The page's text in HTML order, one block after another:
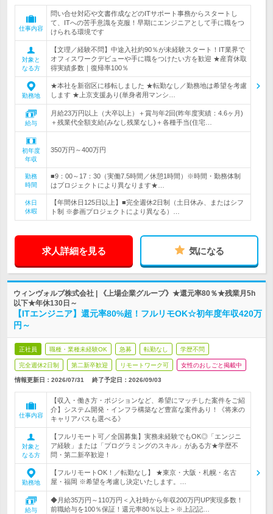
仕事内容
問い合せ対応や文書作成などのITサポート事務からスタートし
て、ITへの苦手意識を克服！早期にエンジニアとして手に職をつ
けられる環境です
対象と
なる方
【文理／経験不問】中途入社約90％が未経験スタート！IT業界で
オフィスワークデビューや手に職をつけたい方を歓迎 ★産育休取
得実績多数｜復帰率100％
勤務地
★本社を新宿区に移転しました ★転勤なし／勤務地は希望を考慮
します ★上京支援あり(単身者用マンシ…
給与
月給23万円以上（大卒以上）＋賞与年2回(昨年度実績：4.6ヶ月)
＋残業代全額支給(みなし残業なし)＋各種手当(住宅…
初年度
年収
350万円～400万円
勤務
時間
■9：00～17：30（実働7.5時間／休憩1時間）※時間・勤務体制
はプロジェクトにより異なります★…
休日
休暇
【年間休日125日以上】■完全週休2日制（土日休み、またはシフ
ト制 ※参画プロジェクトにより異なる）…
求人詳細を見る 気になる
ウィンヴォルブ株式会社 | 《上場企業グループ》★還元率80％★残業月5h
以下★年休130日～
【ITエンジニア】還元率80%超！フルリモOK☆初年度年収420万
円～
正社員 職種・業種未経験OK 急募 転勤なし 学歴不問
完全週休2日制 第二新卒歓迎 リモートワーク可 女性のおしごと掲載中
情報更新日：2026/07/31 終了予定日： 2026/09/03
仕事内容
【収入・働き方・ポジションなど、希望にマッチした案件をご紹
介】システム開発・インフラ構築など豊富な案件あり！《将来の
キャリアパスも選べる》
対象と
なる方
【フルリモート可／全国募集】実務未経験でもOK◎「エンジニ
ア経験」または「プログラミングのスキル」がある方★学歴不
問・第二新卒歓迎！
勤務地
【フルリモートOK！／転勤なし】 ★東京・大阪・札幌・名古
屋・福岡 ※希望を考慮し決定いたします。…
給与
◆月給35万円～110万円＜入社時から年収200万円UP実現多数！
前職給与を100％保証！還元率80％以上＞※上記記…